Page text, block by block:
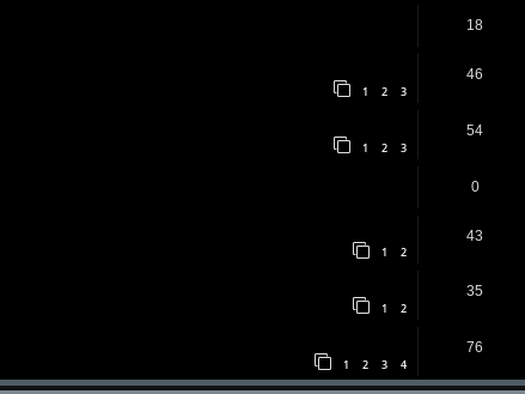
18
1 2 3
46
1 2 3
54
0
1 2
43
1 2
35
1 2 3 4
76